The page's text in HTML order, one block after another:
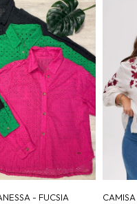
- FUCSIA